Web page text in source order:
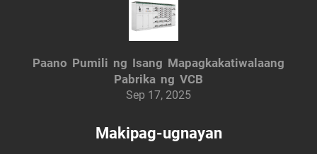
Paano Pumili ng Isang Mapagkakatiwalaang
Pabrika ng VCB
Sep 17, 2025
Makipag-ugnayan